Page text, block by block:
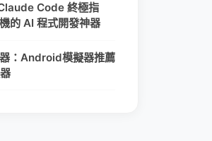
Code 終極指
的 AI 程式開發神器
：Android模擬器推薦